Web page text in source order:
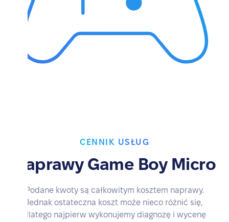
CENNIK USŁUG
Naprawy Game Boy Micro
Podane kwoty są całkowitym kosztem naprawy.
Jednak ostateczna koszt może nieco różnić się,
dlatego najpierw wykonujemy diagnozę i wycenę